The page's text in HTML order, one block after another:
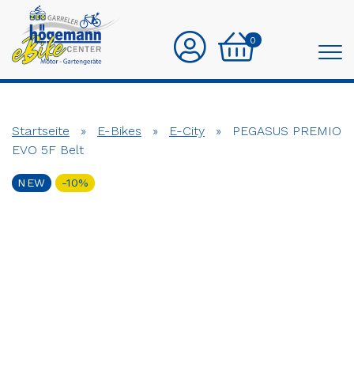
0
Startseite » E-Bikes » E-City »
PEGASUS PREMIO
EVO 5F Belt
NEW -10%